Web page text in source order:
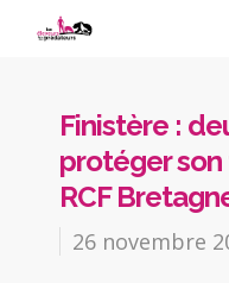
Finistère :
protéger son
RCF
26 novembre